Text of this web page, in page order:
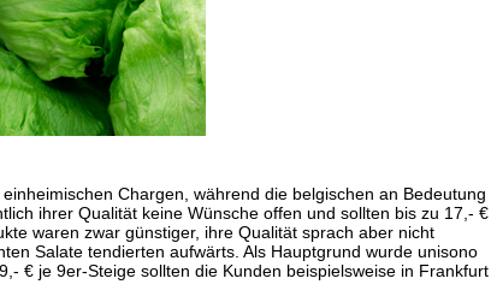
Chargen, während die belgischen an Bedeutung
ihrer Qualität keine Wünsche offen und sollten bis zu 17,- €
waren zwar günstiger, ihre Qualität sprach aber nicht
Salate tendierten aufwärts. Als Hauptgrund wurde unisono
€ je 9er-Steige sollten die Kunden beispielsweise in Frankfurt